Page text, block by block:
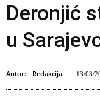
Deronjić
u
Autor: Redakcija 13/03/